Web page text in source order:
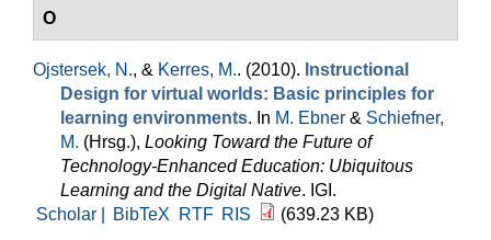
O
Ojstersek, N., & Kerres, M.. (2010). Instructional
Design for virtual worlds: Basic principles for
learning environments. In M. Ebner & Schiefner,
M. (Hrsg.), Looking Toward the Future of
Technology-Enhanced Education: Ubiquitous
Learning and the Digital Native. IGI.
Scholar |
BibTeX RTF RIS (639.23 KB)